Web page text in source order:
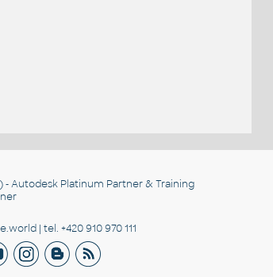
- Autodesk Platinum Partner & Training
| tel. +420 910 970 111